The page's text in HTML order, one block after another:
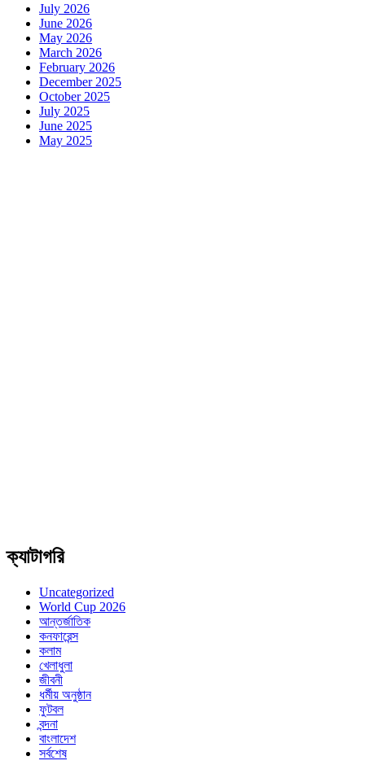
July 2026
June 2026
May 2026
March 2026
February 2026
December 2025
October 2025
July 2025
June 2025
May 2025
ক্যাটাগরি
Uncategorized
World Cup 2026
আন্তর্জাতিক
কনফারেন্স
কলাম
খেলাধুলা
জীবনী
ধর্মীয় অনুষ্ঠান
ফুটবল
বন্দনা
বাংলাদেশ
সর্বশেষ